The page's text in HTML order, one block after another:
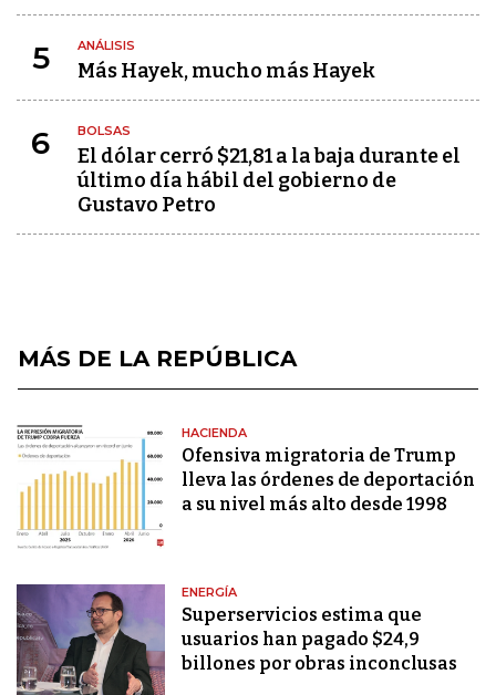
5 ANÁLISIS
Más Hayek, mucho más Hayek
6 BOLSAS
El dólar cerró $21,81 a la baja durante el
último día hábil del gobierno de
Gustavo Petro
MÁS DE LA REPÚBLICA
HACIENDA
Ofensiva migratoria de Trump
lleva las órdenes de deportación
a su nivel más alto desde 1998
ENERGÍA
Superservicios estima que
usuarios han pagado $24,9
billones por obras inconclusas